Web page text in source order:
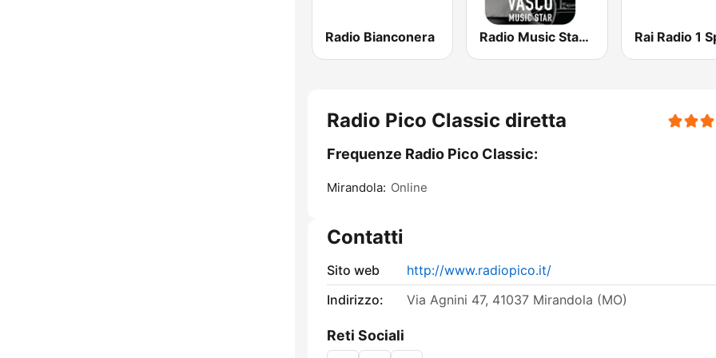
Radio Bianconera Radio Music Star Vasco Rai Radio 1
Radio Pico Classic diretta
Frequenze Radio Pico Classic:
Mirandola: Online
Contatti
Sito web
http://www.radiopico.it/
Indirizzo:
Via Agnini 47, 41037 Mirandola (MO)
Reti Sociali